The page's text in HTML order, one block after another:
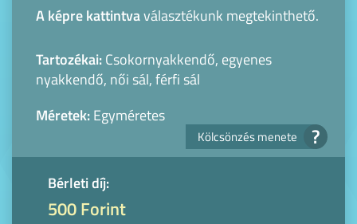
A képre kattintvaválasztékunk megtekinthető.
Tartozékai:Csokornyakkendő, egyenes
nyakkendő, női sál, férfi sál
Méretek:Egyméretes
Kölcsönzés menete ?
Bérleti díj:
500 Forint